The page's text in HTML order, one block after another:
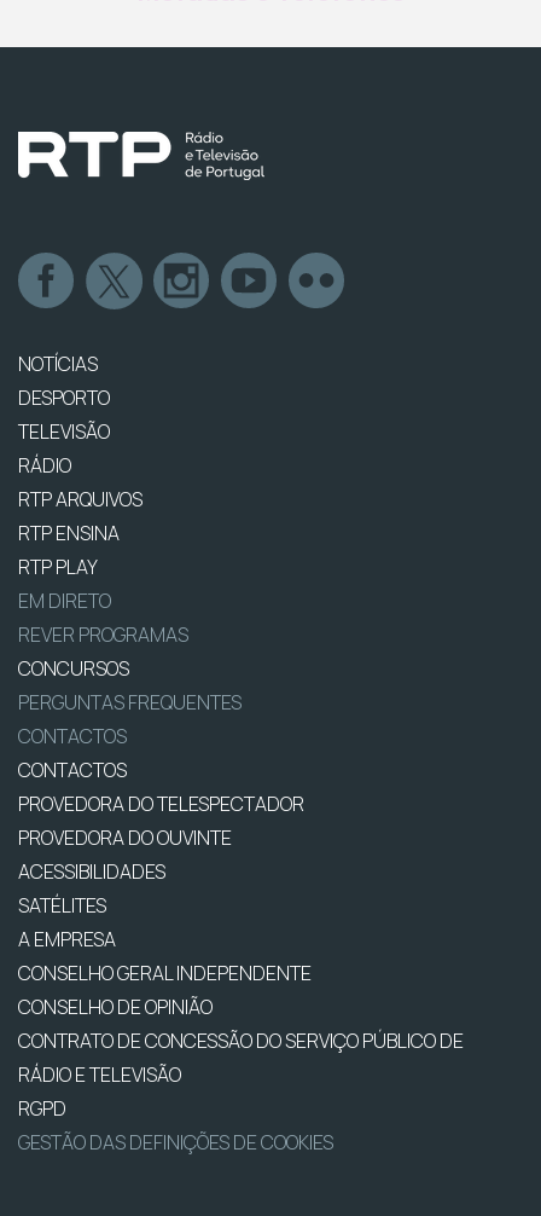
NOTÍCIAS
DESPORTO
TELEVISÃO
RÁDIO
RTP ARQUIVOS
RTP ENSINA
RTP PLAY
EM DIRETO
REVER PROGRAMAS
CONCURSOS
PERGUNTAS FREQUENTES
CONTACTOS
CONTACTOS
PROVEDORA DO TELESPECTADOR
PROVEDORA DO OUVINTE
ACESSIBILIDADES
SATÉLITES
A EMPRESA
CONSELHO GERAL INDEPENDENTE
CONSELHO DE OPINIÃO
CONTRATO DE CONCESSÃO DO SERVIÇO PÚBLICO DE
RÁDIO E TELEVISÃO
RGPD
GESTÃO DAS DEFINIÇÕES DE COOKIES